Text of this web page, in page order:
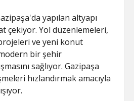
yapılan altyapı
çekiyor. Yol düzenlemeleri,
ve yeni konut
bir şehir
sağlıyor. Gazipaşa
hızlandırmak amacıyla